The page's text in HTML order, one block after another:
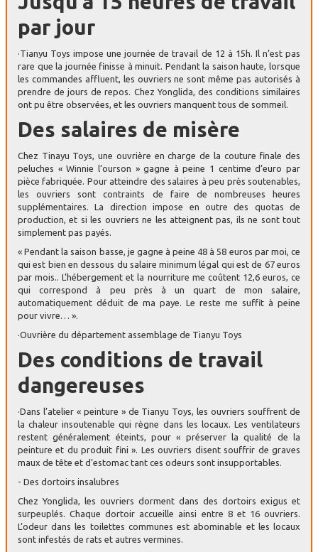
par jour
·Tianyu Toys impose une journée de travail de 12 à 15h. Il n’est pas
rare que la journée finisse à minuit. Pendant la saison haute, lorsque
les commandes affluent, les ouvriers ne sont même pas autorisés à
prendre de jours de repos. Chez Yonglida, des conditions similaires
ont pu être observées, et les ouvriers manquent tous de sommeil.
Des salaires de misère
Chez Tinayu Toys, une ouvrière en charge de la couture finale des
peluches « Winnie l’ourson » gagne à peine 1 centime d’euro par
pièce fabriquée. Pour atteindre des salaires à peu près soutenables,
les ouvriers sont contraints de faire de nombreuses heures
supplémentaires. La direction impose en outre des quotas de
production, et si les ouvriers ne les atteignent pas, ils ne sont tout
simplement pas payés.
« Pendant la saison basse, je gagne à peine 48 à 58 euros par moi, ce
qui est bien en dessous du salaire minimum légal qui est de 67 euros
par mois.. L’hébergement et la nourriture me coûtent 12,6 euros, ce
qui correspond à peu près à un quart de mon salaire,
automatiquement déduit de ma paye. Le reste me suffit à peine
pour vivre… ».
·Ouvrière du département assemblage de Tianyu Toys
Des conditions de travail
dangereuses
·Dans l’atelier « peinture » de Tianyu Toys, les ouvriers souffrent de
la chaleur insoutenable qui règne dans les locaux. Les ventilateurs
restent généralement éteints, pour « préserver la qualité de la
peinture et du produit fini ». Les ouvriers disent souffrir de graves
maux de tête et d’estomac tant ces odeurs sont insupportables.
- Des dortoirs insalubres
Chez Yonglida, les ouvriers dorment dans des dortoirs exigus et
surpeuplés. Chaque dortoir accueille ainsi entre 8 et 16 ouvriers.
L’odeur dans les toilettes communes est abominable et les locaux
sont infestés de rats et autres vermines.